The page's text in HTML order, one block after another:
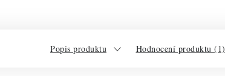
Popis produktu Hodnocení produktu (1)